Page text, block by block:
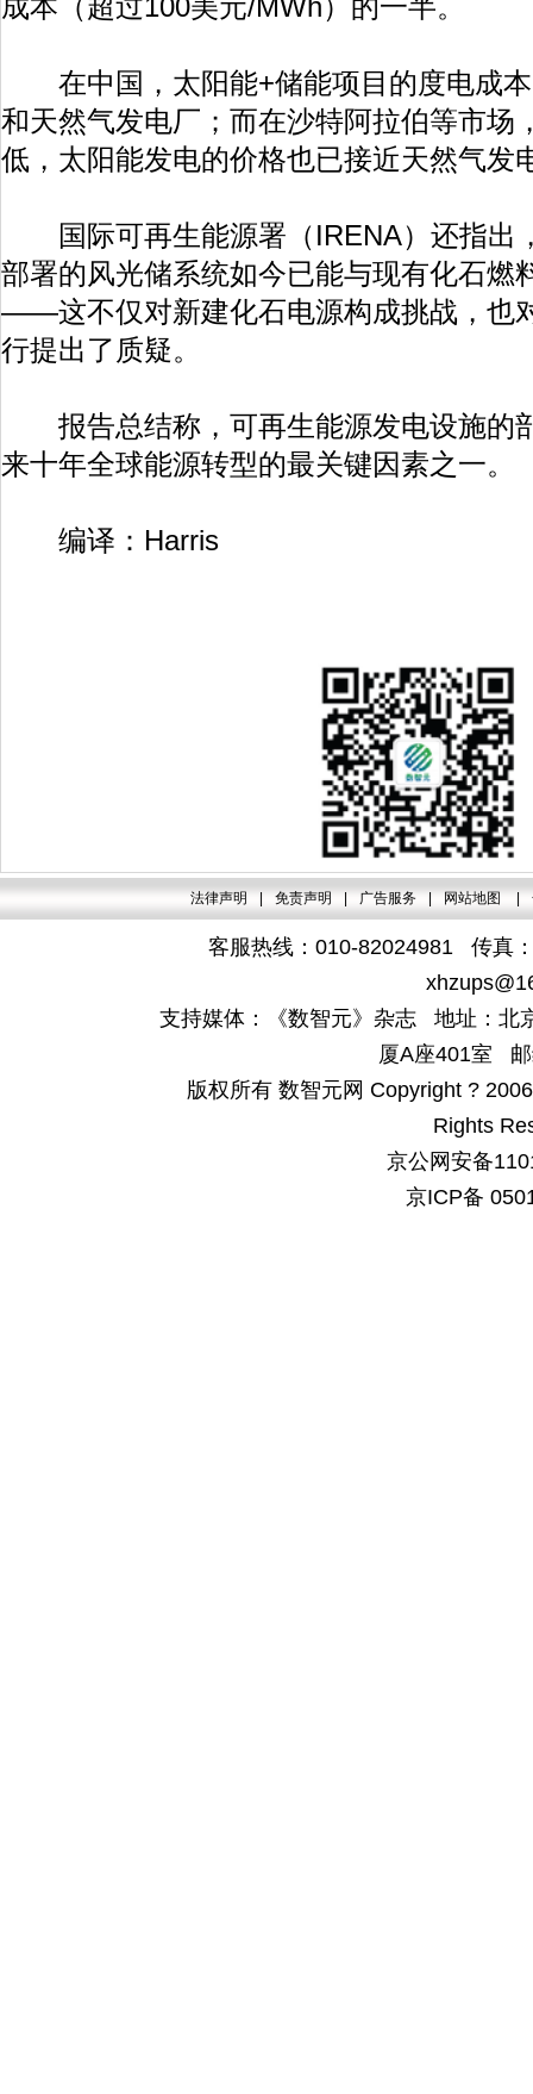
成本（超过100美元/MWh）的一半。
在中国，太阳能+储能项目的度电成本
和天然气发电厂；而在沙特阿拉伯等市场
低，太阳能发电的价格也已接近天然气发
国际可再生能源署（IRENA）还指出
部署的风光储系统如今已能与现有化石燃
——这不仅对新建化石电源构成挑战，也
行提出了质疑。
报告总结称，可再生能源发电设施的
来十年全球能源转型的最关键因素之一。
编译：Harris
法律声明 免责声明 广告服务 网站地图
客服热线：010-82024981 传真
支持媒体：《数智元》杂志 地址：北
厦A座401室
版权所有 数智元网 Copyright ?
Rights
京公网安备
京ICP备